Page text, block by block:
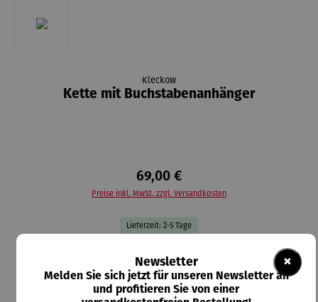
Kleckow
Kette mit Buchstabenanhänger
69,00 €
Preise inkl. MwSt. zzgl. Versandkosten
Lieferzeit: 2-5 Tage
Material-Auswahl auswählen
×
Newsletter
Melden Sie sich jetzt für unseren Newsletter an
und profitieren Sie von einer